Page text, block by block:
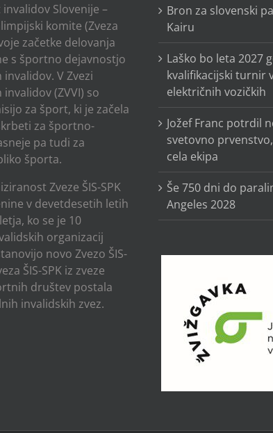
Slovenije –
komite (Zveza
začetke delovanja
s športno dejavnostjo
V Zvezi
(ZVVI) so
za šport, ki je začela
za športno-
pa tudi za
športa.
Zveze ŠIS-SPK
v devetdesetih letih
ko se je 10
organizacij
novo Zvezo ŠIS-
ŠIS-SPK iz zveze
društev postala
invalidskih zvez.
Bron za slovenski
Kairu
Laško bo leta 2027
kvalifikacijski turnir
električnih vozičkih
Jožef Franc potrdil
svetovno
cela ekipa
Še 750 dni do
Angeles 2028